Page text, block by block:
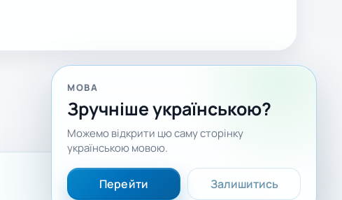
Facebook LinkedIn YouTube
МОВА
Зручніше українською?
Можемо відкрити цю саму сторінку
українською мовою.
Перейти Залишитись